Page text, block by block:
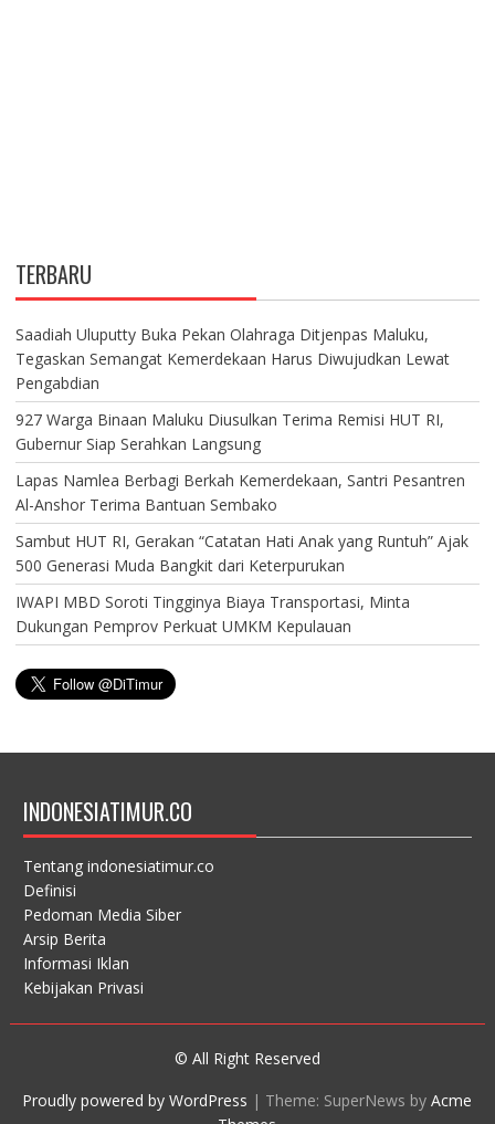
TERBARU
Saadiah Uluputty Buka Pekan Olahraga Ditjenpas Maluku,
Tegaskan Semangat Kemerdekaan Harus Diwujudkan Lewat
Pengabdian
927 Warga Binaan Maluku Diusulkan Terima Remisi HUT RI,
Gubernur Siap Serahkan Langsung
Lapas Namlea Berbagi Berkah Kemerdekaan, Santri Pesantren
Al-Anshor Terima Bantuan Sembako
Sambut HUT RI, Gerakan “Catatan Hati Anak yang Runtuh” Ajak
500 Generasi Muda Bangkit dari Keterpurukan
IWAPI MBD Soroti Tingginya Biaya Transportasi, Minta
Dukungan Pemprov Perkuat UMKM Kepulauan
INDONESIATIMUR.CO
Tentang indonesiatimur.co
Definisi
Pedoman Media Siber
Arsip Berita
Informasi Iklan
Kebijakan Privasi
© All Right Reserved
Proudly powered by WordPress | Theme: SuperNews byAcme